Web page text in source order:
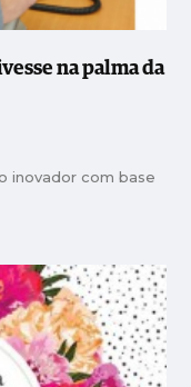
inovador com base